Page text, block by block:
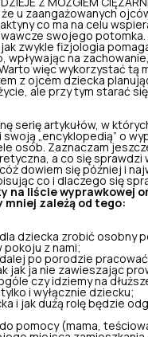
u zaangażowanych
co ma na celu
swojego potomka.
zwykle fizjologia
wpływając na
więc wykorzystać tą
z ojcem dziecka
ale przy tym starać
serię artykułów, w
„encyklopedią” o
osób. Zaznaczam
a co się sprawdzi
dowiem się później i
co i dlaczego się
na liście wyprawkowej
mniej zależą od tego:
dziecka zrobić osobny
pokoju z nami;
po porodzie
jak ja nie zawieszając
czy idziemy na
i wyłącznie dziecku;
i jak dużą rolę będzie
pomocy (mama,